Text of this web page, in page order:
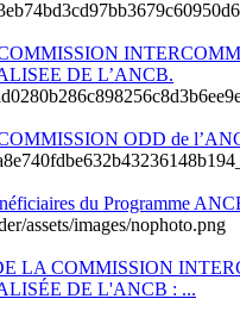
DE L’ANCB.
ODD de
du Programme
LA COMMISSION
DE L'ANCB : ...